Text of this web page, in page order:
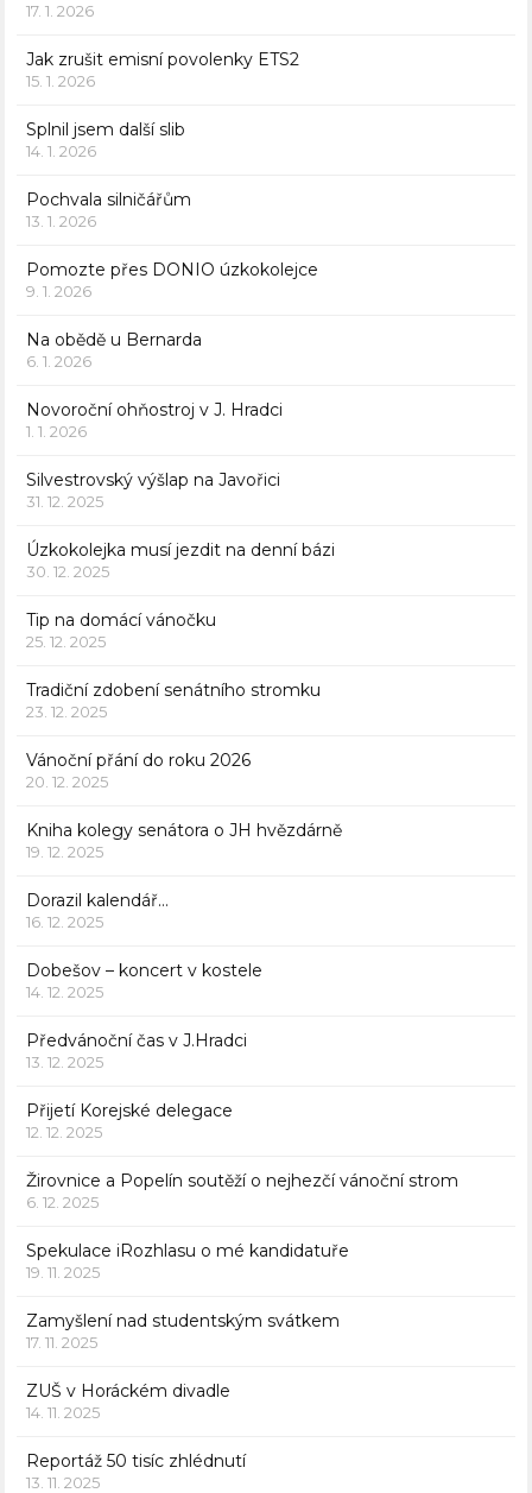
17. 1. 2026
Jak zrušit emisní povolenky ETS2
15. 1. 2026
Splnil jsem další slib
14. 1. 2026
Pochvala silničářům
13. 1. 2026
Pomozte přes DONIO úzkokolejce
9. 1. 2026
Na obědě u Bernarda
6. 1. 2026
Novoroční ohňostroj v J. Hradci
1. 1. 2026
Silvestrovský výšlap na Javořici
31. 12. 2025
Úzkokolejka musí jezdit na denní bázi
30. 12. 2025
Tip na domácí vánočku
25. 12. 2025
Tradiční zdobení senátního stromku
23. 12. 2025
Vánoční přání do roku 2026
20. 12. 2025
Kniha kolegy senátora o JH hvězdárně
19. 12. 2025
Dorazil kalendář…
16. 12. 2025
Dobešov – koncert v kostele
14. 12. 2025
Předvánoční čas v J.Hradci
13. 12. 2025
Přijetí Korejské delegace
12. 12. 2025
Žirovnice a Popelín soutěží o nejhezčí vánoční strom
6. 12. 2025
Spekulace iRozhlasu o mé kandidatuře
19. 11. 2025
Zamyšlení nad studentským svátkem
17. 11. 2025
ZUŠ v Horáckém divadle
14. 11. 2025
Reportáž 50 tisíc zhlédnutí
13. 11. 2025